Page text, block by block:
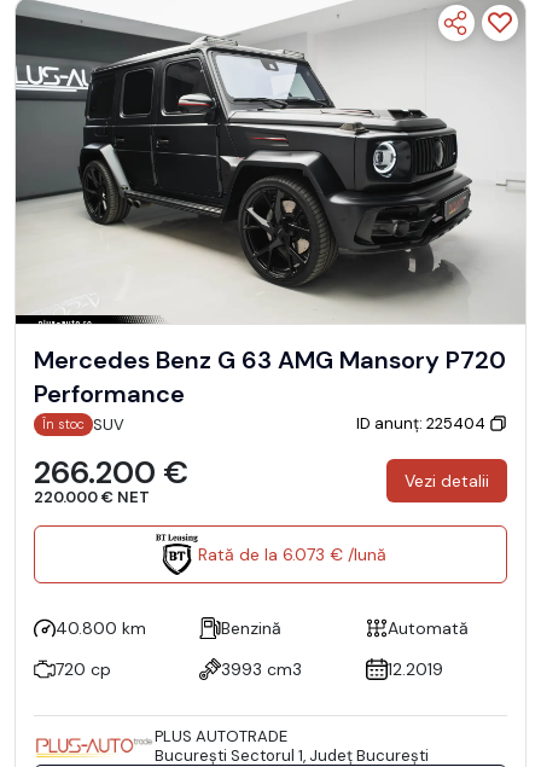
Mercedes Benz G 63 AMG Mansory P720
Performance
În stoc SUV ID anunț: 225404
266.200 €
220.000 € NET
Vezi detalii
Rată de la 6.073 € /lună
40.800 km Benzină
Automată
720 cp
3993 cm3 12.2019
PLUS AUTOTRADE
Bucureşti Sectorul 1, Județ București